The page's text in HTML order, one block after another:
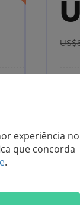
experiência no
que concorda
.